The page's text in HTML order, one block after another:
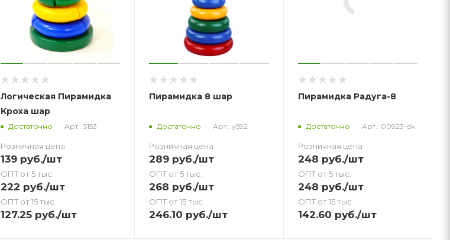
Логическая Пирамидка
Кроха шар
Достаточно Арт.: 5153
Розничная цена
139руб./шт
ОПТ от 5 тыс.
222 руб./шт
ОПТ от 15 тыс.
127.25руб./шт
Пирамидка 8 шар
Достаточно Арт.: у592
Розничная цена
289 руб./шт
ОПТ от 5 тыс.
268 руб./шт
ОПТ от 15 тыс.
246.10 руб./шт
Пирамидка Радуга-8
Достаточно Арт.: 00923-dk
Розничная цена
248 руб./шт
ОПТ от 5 тыс.
248 руб./шт
ОПТ от 15 тыс.
142.60 руб./шт